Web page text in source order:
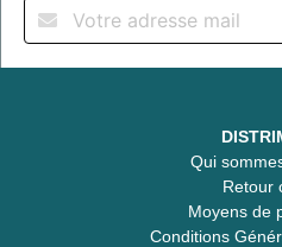
Qui
Retour
Moyens de
Conditions